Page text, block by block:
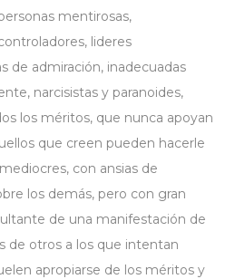
mentirosas,
lideres
de admiración, inadecuadas
narcisistas y paranoides,
los méritos, que nunca apoyan
que creen pueden hacerle
con ansias de
los demás, pero con gran
de una manifestación de
de otros a los que intentan
apropiarse de los méritos y